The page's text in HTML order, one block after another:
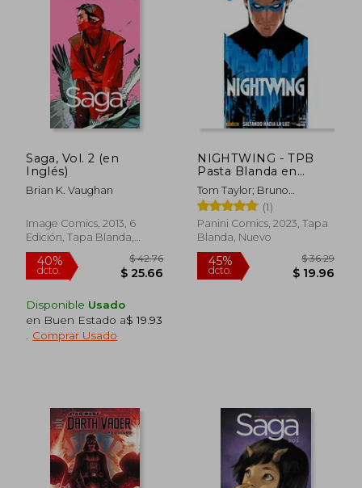
45%
Saga, Vol. 2 (en
Inglés)
Brian K. Vaughan
Image Comics, 2013, 6
Edición, Tapa Blanda,
Nuevo
Disponible Usado
en Buen Estado a$ 19.93
Comprar Usado
NIGHTWING - TPB
Pasta Blanda en
Español
Tom Taylor; Bruno
Redondo
(1)
Panini Comics, 2023, Tapa
Blanda, Nuevo